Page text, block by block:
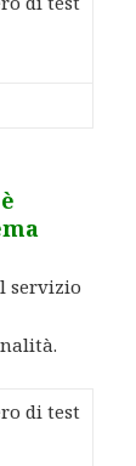
servizio
di test